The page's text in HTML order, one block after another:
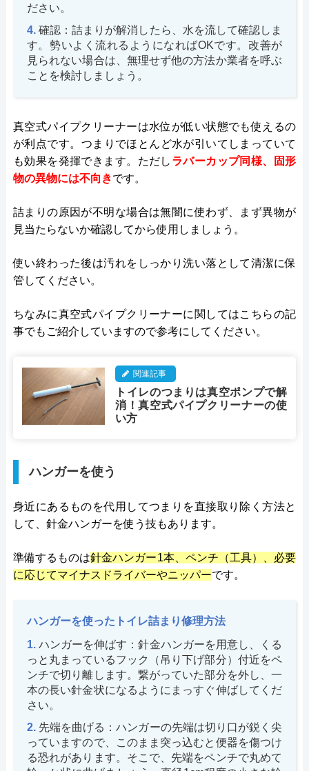
ださい。
確認：詰まりが解消したら、水を流して確認しま
す。勢いよく流れるようになればOKです。改善が
見られない場合は、無理せず他の方法か業者を呼ぶ
ことを検討しましょう。
真空式パイプクリーナーは水位が低い状態でも使えるの
が利点です​。つまりでほとんど水が引いてしまっていて
も効果を発揮できます。ただし ラバーカップ同様、固形
物の異物には不向きです​。
詰まりの原因が不明な場合は無闇に使わず、まず異物が
見当たらないか確認してから使用しましょう。
使い終わった後は汚れをしっかり洗い落として清潔に保
管してください。
ちなみに真空式パイプクリーナーに関してはこちらの記
事でもご紹介していますので参考にしてください。
関連記事
トイレのつまりは真空ポンプで解
消！真空式パイプクリーナーの使
い方
ハンガーを使う
身近にあるものを代用してつまりを直接取り除く方法と
して、針金ハンガーを使う技もあります。
準備するものは針金ハンガー1本、ペンチ（工具）、必要
に応じてマイナスドライバーやニッパーです。
ハンガーを使ったトイレ詰まり修理方法
ハンガーを伸ばす：針金ハンガーを用意し、くる
っと丸まっているフック（吊り下げ部分）付近をペ
ンチで切り離します。繋がっていた部分を外し、一
本の長い針金状になるようにまっすぐ伸ばしてくだ
さい。
先端を曲げる：ハンガーの先端は切り口が鋭く尖
っていますので、このまま突っ込むと便器を傷つけ
る恐れがあります。そこで、先端をペンチで丸めて